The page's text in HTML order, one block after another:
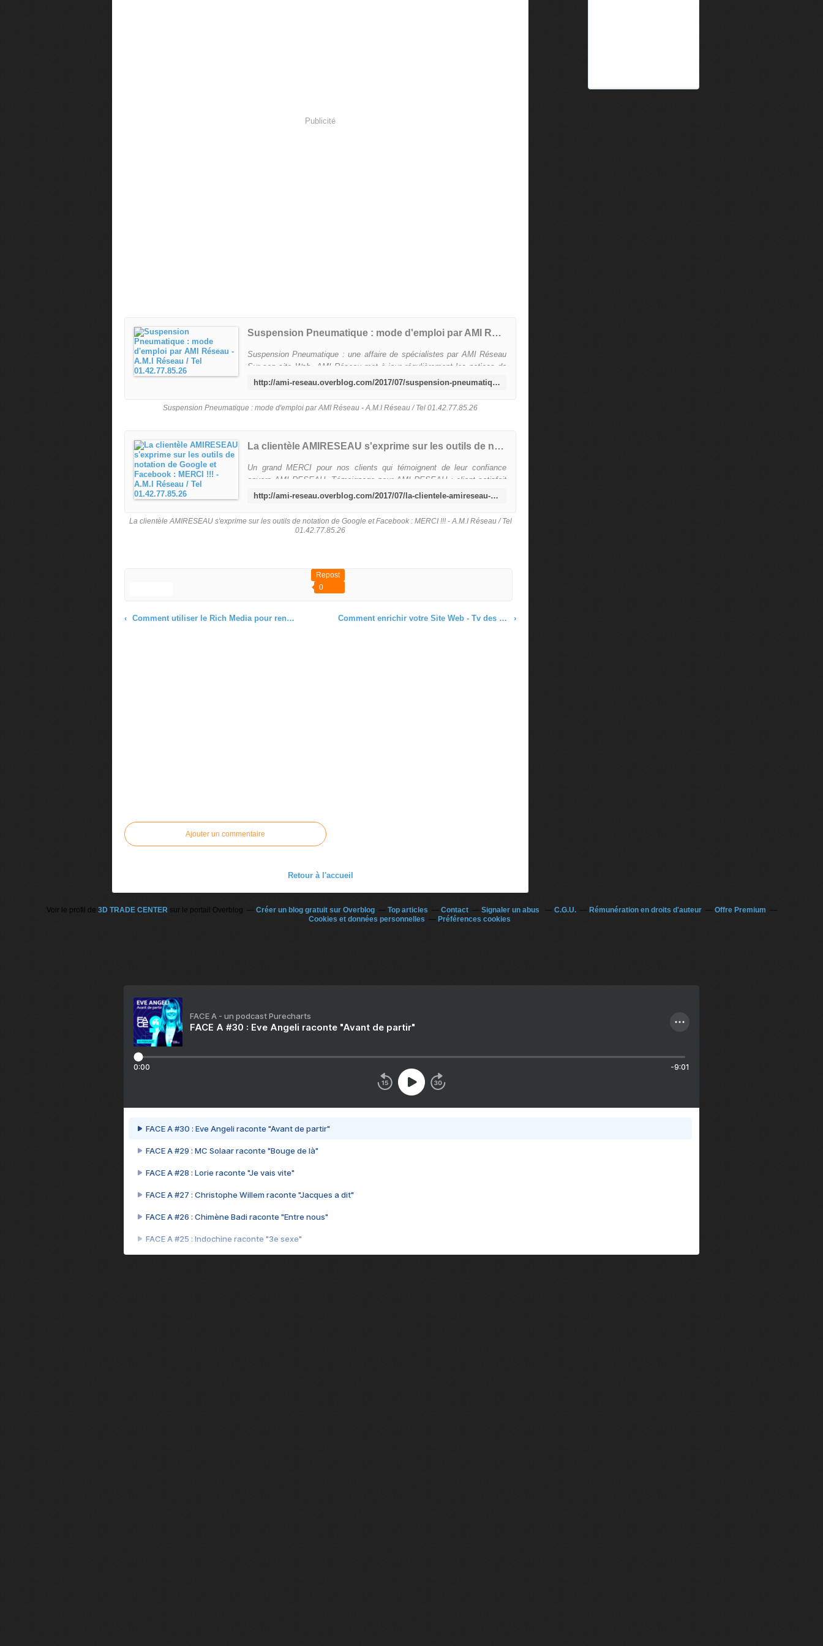
Publicité
Suspension Pneumatique : mode d'emploi par AMI Réseau - A.M.I Réseau / Tel 01.42.77.85.26
Suspension Pneumatique : une affaire de spécialistes par AMI Réseau
Sur son site Web, AMI Réseau met à jour régulièrement les notices de
tous les véhicules aptes à être équipés de suspen...
http://ami-reseau.overblog.com/2017/07/suspension-pneumatique-mode-d-emploi-par-ami-reseau.html
Suspension Pneumatique : mode d'emploi par AMI Réseau - A.M.I Réseau / Tel 01.42.77.85.26
La clientèle AMIRESEAU s'exprime sur les outils de notation de Google et Facebook : MERCI !!! - A.M.I Réseau / Tel 01.42.77.85.26
Un grand MERCI pour nos clients qui témoignent de leur confiance
envers AMI RESEAU. Témoignage pour AMI RESEAU : client satisfait
Qui est AMI Réseau ? La société AMI Réseau, créée en 2006, ...
http://ami-reseau.overblog.com/2017/07/la-clientele-amireseau-s-exprime-sur-les-outils-de-notation-de-google-et-facebook.html
La clientèle AMIRESEAU s'exprime sur les outils de notation de Google et Facebook : MERCI !!! - A.M.I Réseau / Tel
01.42.77.85.26
Repost
0
Comment utiliser le Rich Media pour rendre votre Site Web efficace - Tv des Entrepreneurs par Hervé Heully ›
Comment enrichir votre Site Web - Tv des Entrepreneurs par Hervé Heully
Ajouter un commentaire
Retour à l'accueil
Voir le profil de 3D TRADE CENTERsur le portail Overblog Créer un blog gratuit sur Overblog Top articles Contact Signaler un abus C.G.U. Rémunération en droits d'auteur
Offre Premium
Cookies et données personnelles
Préférences cookies
FACE A - un podcast Purecharts
FACE A #30 : Eve Angeli raconte "Avant de partir"
0:00 -9:01
FACE A #30 : Eve Angeli raconte "Avant de partir"
FACE A #29 : MC Solaar raconte "Bouge de là"
FACE A #28 : Lorie raconte "Je vais vite"
FACE A #27 : Christophe Willem raconte "Jacques a dit"
FACE A #26 : Chimène Badi raconte "Entre nous"
FACE A #25 : Indochine raconte "3e sexe"